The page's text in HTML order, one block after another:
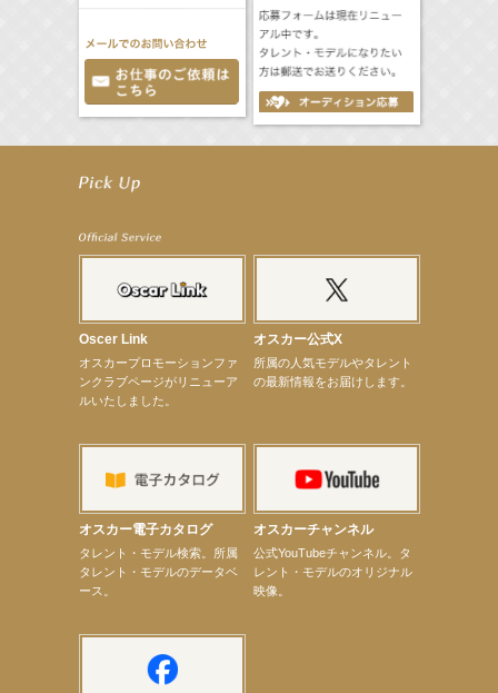
【武井咲】ENFÖLD 2026 PF/FW archetypeに登場！
【elfin’】8月16日（日）「全世界」発売記念イベント決定！
【elfin’】7thシングル『全世界』がFM TANABEでO.A.決定♪
【昆虫ハンター牧田習】宝塚市立手塚治虫記念館トークショー＆宝塚文化芸術センター昆虫展示イ
ショーゲスト出演！
【定本楓馬】WEB DIGVII 連載企画『東京23時』に登場！
【髙橋ひかる】7月雑誌掲載情報
【elfin’】7thシングル『全世界』がFMふくろうでパワープレイO.A.決定
【elfin’】【辻美優】8月28日（金）「辻美優(elfin’)グレイテスト・ショー」に出演決定！
【elfin’】9月27日（日）「Beauty Voice Theater Reboot Vol.3」開催決定！
【本田紗来】「Ray」9月号発売中！
【宇垣美里】「マンガ【推しの子】展‐星のキセキ‐」オープニングイベント
Oscer Link
オスカープロモーションファ
ンクラブページがリニューア
ルいたしました。
オスカー公式X
所属の人気モデルやタレント
の最新情報をお届けします。
オスカー電子カタログ
タレント・モデル検索。所属
タレント・モデルのデータベ
ース。
オスカーチャンネル
公式YouTubeチャンネル。タ
レント・モデルのオリジナル
映像。